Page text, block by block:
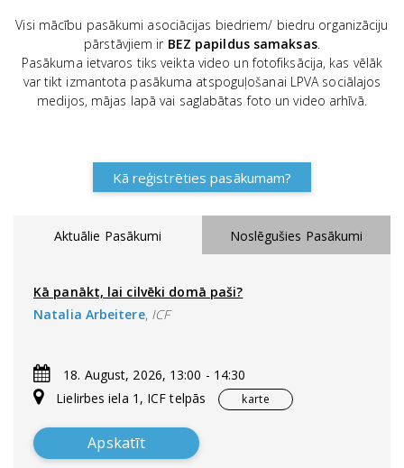
Visi mācību pasākumi asociācijas biedriem/ biedru organizāciju
pārstāvjiem ir BEZ papildus samaksas.
Pasākuma ietvaros tiks veikta video un fotofiksācija, kas vēlāk
var tikt izmantota pasākuma atspoguļošanai LPVA sociālajos
medijos, mājas lapā vai saglabātas foto un video arhīvā.
Kā reģistrēties pasākumam?
Aktuālie Pasākumi Noslēgušies Pasākumi
Kā panākt, lai cilvēki domā paši?
Natalia Arbeitere, ICF
18. August, 2026, 13:00 - 14:30
Lielirbes iela 1, ICF telpās
karte
Apskatīt